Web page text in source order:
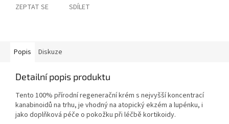
ZEPTAT SE SDÍLET
Popis Diskuze
Detailní popis produktu
Tento 100% přírodní regenerační krém s nejvyšší koncentrací
kanabinoidů na trhu, je vhodný na atopický ekzém a lupénku, i
jako doplňková péče o pokožku při léčbě kortikoidy.